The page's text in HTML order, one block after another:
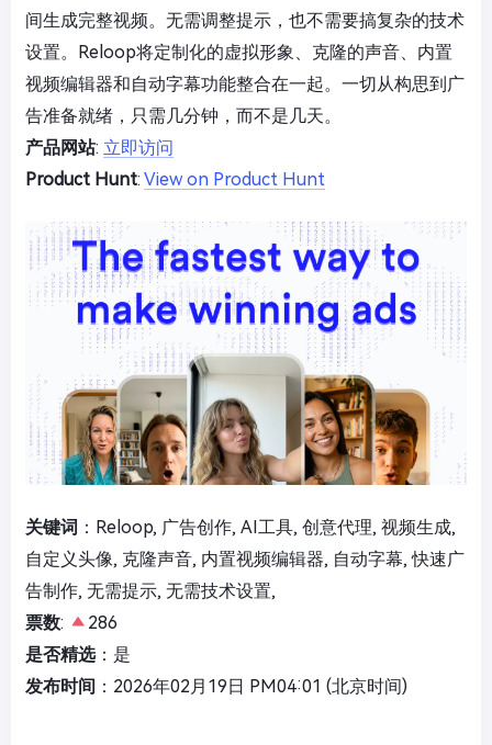
间生成完整视频。无需调整提示，也不需要搞复杂的技术
设置。Reloop将定制化的虚拟形象、克隆的声音、内置
视频编辑器和自动字幕功能整合在一起。一切从构思到广
告准备就绪，只需几分钟，而不是几天。
产品网站: 立即访问
Product Hunt: View on Product Hunt
关键词 ：Reloop, 广告创作, AI工具, 创意代理, 视频生成,
自定义头像, 克隆声音, 内置视频编辑器, 自动字幕, 快速广
告制作, 无需提示, 无需技术设置,
票数:
286
是否精选：是
发布时间 ：2026年02月19日 PM04:01 (北京时间)